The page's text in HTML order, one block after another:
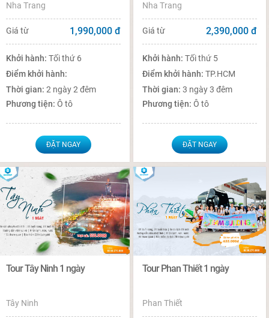
Nha Trang
Giá từ 1,990,000 đ
Khởi hành:Tối thứ 6
Điểm khởi hành:
Thời gian:2 ngày 2 đêm
Phương tiện:Ô tô
ĐẶT NGAY
Nha Trang
Giá từ 2,390,000 đ
Khởi hành:Tối thứ 5
Điểm khởi hành:TP.HCM
Thời gian:3 ngày 3 đêm
Phương tiện:Ô tô
ĐẶT NGAY
Tour Tây Ninh 1 ngày
Tây Ninh
Tour Phan Thiết 1 ngày
Phan Thiết